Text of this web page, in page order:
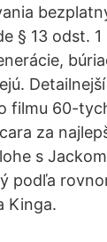
§ 13 odst.
filmu 60-
za
s
podľa
Kinga.